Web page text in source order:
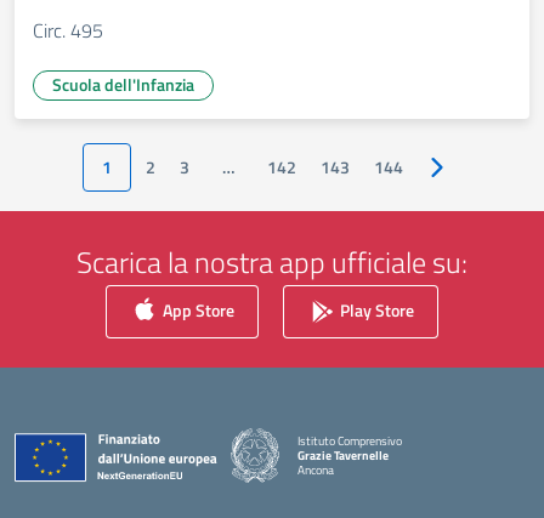
Circ. 495
Scuola dell'Infanzia
1 2 3 … 142 143 144 Pagina
Scarica la nostra app ufficiale su:
App Store Play Store
Istituto Comprensivo
Grazie Tavernelle
Ancona